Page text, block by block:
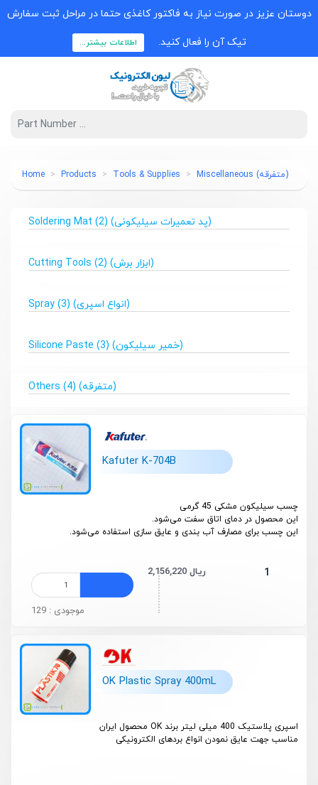
دوستان عزیز در صورت نیاز به فاکتور کاغذی حتما در مراحل ثبت سفارش
تیک آن را فعال کنید. اطلاعات بیشتر...
Home Products Tools & Supplies (متفرقه) Miscellaneous
(پد تعمیرات سیلیکونی) Soldering Mat (2)
(ابزار برش) Cutting Tools (2)
(انواع اسپری) Spray (3)
(خمیر سیلیکون) Silicone Paste (3)
(متفرقه) Others (4)
Kafuter K-704B
چسب سیلیکون مشکی 45 گرمی
این محصول در دمای اتاق سفت می‌شود.
این چسب برای مصارف آب بندی و عایق سازی استفاده می‌شود.
1 2,156,220 ریال
موجودی : 129
OK Plastic Spray 400mL
اسپری پلاستیک 400 میلی لیتر برند OK محصول ایران
مناسب جهت عایق نمودن انواع بردهای الکترونیکی